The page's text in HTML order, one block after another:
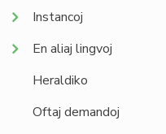
Instancoj
En aliaj lingvoj
Heraldiko
Oftaj demandoj